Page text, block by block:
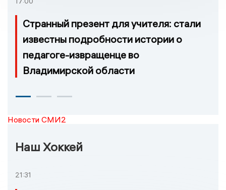
Странный презент для учителя: стали
известны подробности истории о
педагоге-извращенце во
Владимирской области
Новости СМИ2
Наш Хоккей
21:31